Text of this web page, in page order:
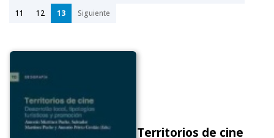
11
12 13 Siguiente
Territorios de cine